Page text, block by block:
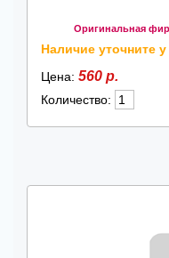
Оригинальная
Наличие уточните
Цена: 560 р.
Количество: